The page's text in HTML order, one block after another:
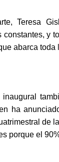
Teresa
constantes, y
abarca toda
inaugural
ha
de
porque el